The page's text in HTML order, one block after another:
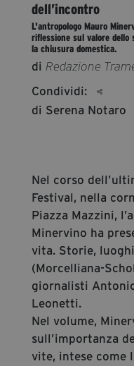
+39 346 954 4078
dell’incontro
L'antropologo Mauro
riflessione sul valore dello
la chiusura domestica.
di Redazione
Condividi:
di Serena Notaro
Nel corso
Festival, nella
Piazza Mazzini,
Minervino ha
vita. Storie,
(Morcelliana-
giornalisti
Leonetti.
Nel volume,
sull’importanza
vite, intese come